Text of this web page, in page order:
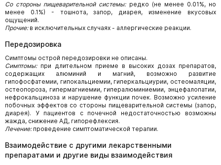
Со стороны пищеварительной системы:редко (не менее 0.01%, но
менее 0.1%) - тошнота, запор, диарея, изменение вкусовых
ощущений.
Прочие:в исключительных случаях - аллергические реакции.
Передозировка
Симптомы острой передозировки не описаны.
Симптомы:при длительном приеме в высоких дозах препаратов,
содержащих алюминий и магний, возможно развитие
гипофосфатемии, гипокальциемии, гиперкальциурии, остеомаляции,
остеопороза, гипермагниемии, гипералюминиемии, энцефалопатии,
нефрокальциноза и нарушение функции почек. Возможно усиление
побочных эффектов со стороны пищеварительной системы (запор,
диарея). У пациентов с почечной недостаточностью возможны
жажда, снижение АД, гипорефлексия.
Лечение:проведение симптоматической терапии.
Взаимодействие с другими лекарственными
препаратами и другие виды взаимодействия